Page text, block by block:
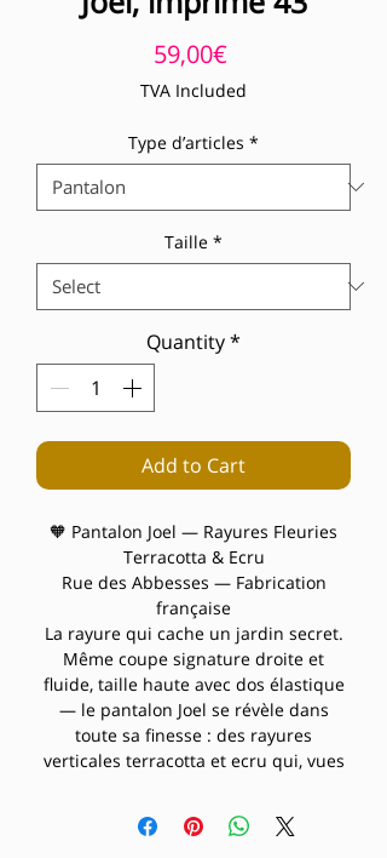
59,00€Price
TVA Included
Type d’articles *
Taille *
Quantity*
Add to Cart
🧡 Pantalon Joel — Rayures Fleuries
Terracotta & Ecru
Rue des Abbesses — Fabrication
française
La rayure qui cache un jardin secret.
Même coupe signature droite et
fluide, taille haute avec dos élastique
— le pantalon Joel se révèle dans
toute sa finesse : des rayures
verticales terracotta et ecru qui, vues
délicates, de pois et de bordures
festonnées. Un imprimé qui joue la